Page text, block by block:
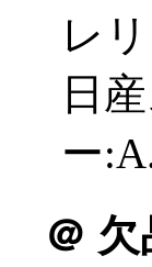
レ
日
ー
＠ 欠